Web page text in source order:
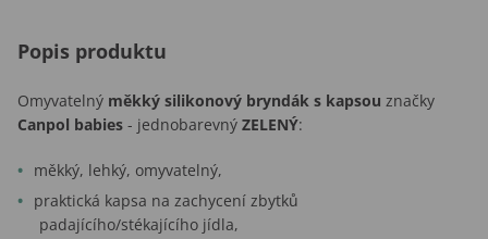
Popis produktu
Omyvatelný měkký silikonový bryndák s kapsou značky
Canpol babies - jednobarevný ZELENÝ:
měkký, lehký, omyvatelný,
praktická kapsa na zachycení zbytků
padajícího/stékajícího jídla,